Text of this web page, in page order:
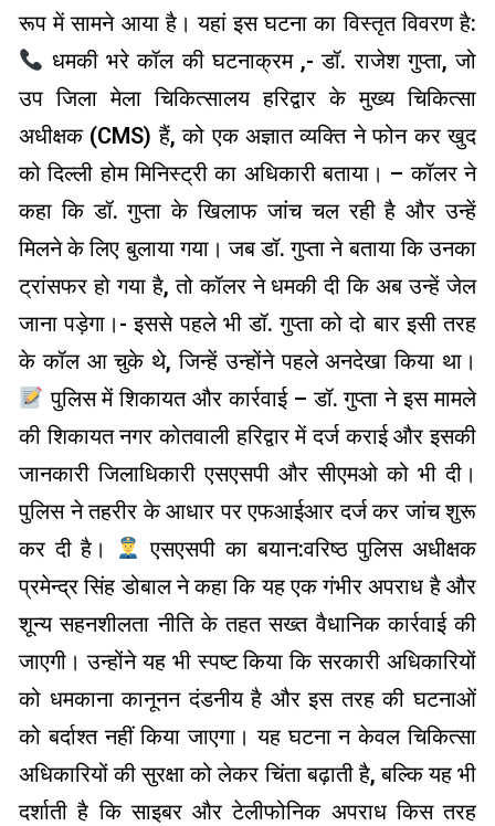
रूप में सामने आया है। यहां इस घटना का विस्तृत विवरण है:
धमकी भरे कॉल की घटनाक्रम ,- डॉ. राजेश गुप्ता, जो
उप जिला मेला चिकित्सालय हरिद्वार के मुख्य चिकित्सा
अधीक्षक (CMS) हैं, को एक अज्ञात व्यक्ति ने फोन कर खुद
को दिल्ली होम मिनिस्ट्री का अधिकारी बताया। – कॉलर ने
कहा कि डॉ. गुप्ता के खिलाफ जांच चल रही है और उन्हें
मिलने के लिए बुलाया गया। जब डॉ. गुप्ता ने बताया कि उनका
ट्रांसफर हो गया है, तो कॉलर ने धमकी दी कि अब उन्हें जेल
जाना पड़ेगा।- इससे पहले भी डॉ. गुप्ता को दो बार इसी तरह
के कॉल आ चुके थे, जिन्हें उन्होंने पहले अनदेखा किया था।
पुलिस में शिकायत और कार्रवाई – डॉ. गुप्ता ने इस मामले
की शिकायत नगर कोतवाली हरिद्वार में दर्ज कराई और इसकी
जानकारी जिलाधिकारी एसएसपी और सीएमओ को भी दी।
पुलिस ने तहरीर के आधार पर एफआईआर दर्ज कर जांच शुरू
कर दी है।
एसएसपी का बयान:वरिष्ठ पुलिस अधीक्षक
प्रमेन्द्र सिंह डोबाल ने कहा कि यह एक गंभीर अपराध है और
शून्य सहनशीलता नीति के तहत सख्त वैधानिक कार्रवाई की
जाएगी। उन्होंने यह भी स्पष्ट किया कि सरकारी अधिकारियों
को धमकाना कानूनन दंडनीय है और इस तरह की घटनाओं
को बर्दाश्त नहीं किया जाएगा। यह घटना न केवल चिकित्सा
अधिकारियों की सुरक्षा को लेकर चिंता बढ़ाती है, बल्कि यह भी
दर्शाती है कि साइबर और टेलीफोनिक अपराध किस तरह